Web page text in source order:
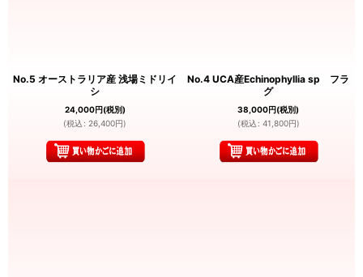
No.5 オーストラリア産 浅場ミドリイ
シ
24,000円(税別)
(税込 : 26,400円)
No.4 UCA産Echinophyllia sp フラ
グ
38,000円(税別)
(税込 : 41,800円)